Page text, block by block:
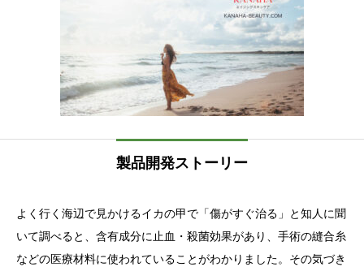
製品開発ストーリー
よく行く海辺で見かけるイカの甲で「傷がすぐ治る」と知人に聞
いて調べると、含有成分に止血・殺菌効果があり、手術の縫合糸
などの医療材料に使われていることがわかりました。その気づき